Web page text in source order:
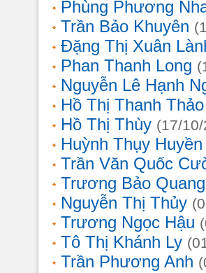
Phùng Phương
Trần Bảo Khuyên
Đặng Thị Xuân
Phan Thanh Long
Nguyễn Lê Hạnh
Hồ Thị Thanh Thảo
Hồ Thị Thùy (17/
Huỳnh Thụy
Trần Văn Quốc
Trương Bảo
Nguyễn Thị Thủy
Trương Ngọc Hậu
Tô Thị Khánh Ly
Trần Phương Anh